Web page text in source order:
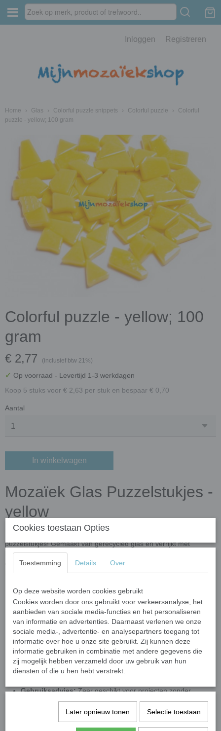
Inloggen Registreren
Home › Glas › Colorful puzzle snippets › Colorful puzzle ›
Colorful
puzzle - yellow; 100 gram
Colorful puzzle - yellow; 100
gram
€ 2,77 (inclusief btw 21%)
✓ Op voorraad - Levertijd 1-3 werkdagen
Koop 5 stuks voor € 2,63 per stuk en bespaar € 0,70
Aantal
In winkelwagen
Mozaïek Glas Puzzelstukjes -
yellow
Breng je creativiteit tot leven met deze hoogwaardige mozaïek
puzzelstukjes! Gemaakt van gerecycled glas en verrijkt met
kleuroxiden, zijn deze steentjes niet alleen milieuvriendelijk, maar
ook duurzaam en veelzijdig. Perfect voor binnen- én
buitenprojecten dankzij hun vorst- en UV-bestendigheid.
Belangrijkste kenmerken
Afmetingen:
Elk stukje varieert in grootte van 10 tot 20 mm
en is 4 mm dik.
Vormen:Onregelmatig gevormde meerhoekige steentjes met
afgeronde, gladde randen voor een veilige en gemakkelijke
verwerking.
Kleur: Door-en-door gekleurd glas met een hoogglanzende
Gebruiksadvies:Zeer geschikt voor projecten zonder
knippen, ideaal voor beginners en kinderen. Indien nodig
wieltjestangvoor nauwkeurig knipwerk.
Uitstekend te combineren met onze overig
Cookies toestaan Opties
Toestemming Details Over
Op deze website worden cookies gebruikt
Cookies worden door ons gebruikt voor verkeersanalyse, het
aanbieden van sociale media-functies en het personaliseren
van informatie en advertenties. Daarnaast verlenen we onze
sociale media-, advertentie- en analysepartners toegang tot
informatie over hoe u onze site gebruikt. Zij kunnen deze
informatie gebruiken in combinatie met andere gegevens die
zij mogelijk hebben verzameld door uw gebruik van hun
diensten of die u hen hebt verstrekt.
Later opnieuw tonen Selectie toestaan